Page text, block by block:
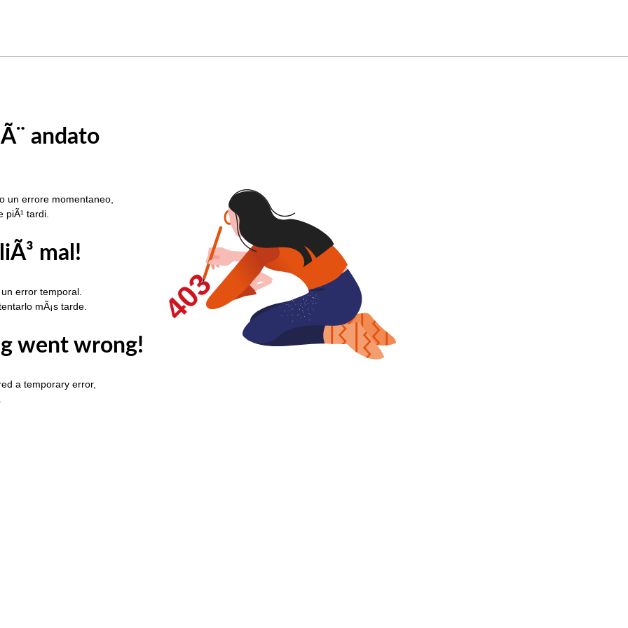
andato
un errore momentaneo,
piÃ¹ tardi.
mal!
error temporal.
mÃ¡s tarde.
went wrong!
a temporary error,
403